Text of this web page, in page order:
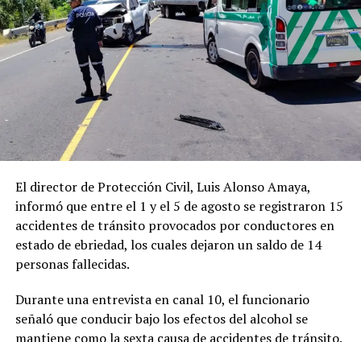
El director de Protección Civil, Luis Alonso Amaya,
informó que entre el 1 y el 5 de agosto se registraron 15
accidentes de tránsito provocados por conductores en
estado de ebriedad, los cuales dejaron un saldo de 14
personas fallecidas.
Durante una entrevista en canal 10, el funcionario
señaló que conducir bajo los efectos del alcohol se
mantiene como la sexta causa de accidentes de tránsito.